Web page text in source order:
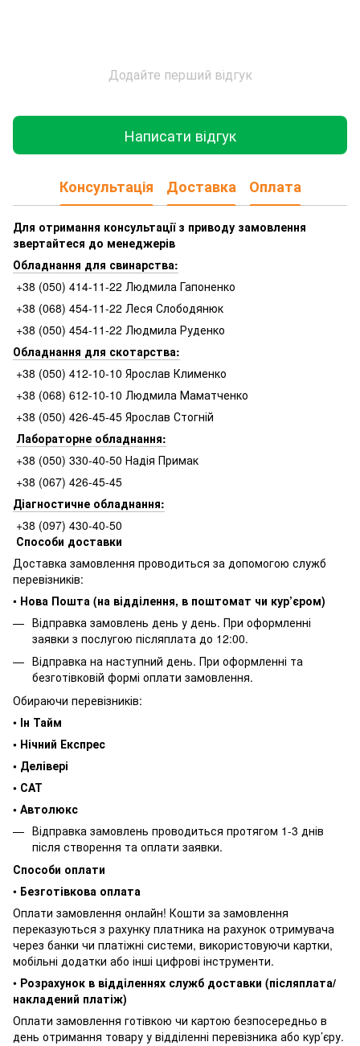
Додайте перший відгук
Написати відгук
Консультація Доставка Оплата
Для отримання консультації з приводу замовлення
звертайтеся до менеджерів
Обладнання для свинарства:
+38 (050) 414-11-22 Людмила Гапоненко
+38 (068) 454-11-22 Леся Слободянюк
+38 (050) 454-11-22 Людмила Руденко
Обладнання для скотарства:
+38 (050) 412-10-10 Ярослав Клименко
+38 (068) 612-10-10 Людмила Маматченко
+38 (050) 426-45-45 Ярослав Стогній
Лабораторне обладнання:
+38 (050) 330-40-50 Надія Примак
+38 (067) 426-45-45
Діагностичне обладнання:
+38 (097) 430-40-50
Способи доставки
Доставка замовлення проводиться за допомогою служб
перевізників:
• Нова Пошта (на відділення, в поштомат чи кур’єром)
Відправка замовлень день у день. При оформленні
заявки з послугою післяплата до 12:00.
Відправка на наступний день. При оформленні та
безготівковій формі оплати замовлення.
Обираючи перевізників:
• Ін Тайм
• Нічний Експрес
• Делівері
• САТ
• Автолюкс
Відправка замовлень проводиться протягом 1-3 днів
після створення та оплати заявки.
Способи оплати
• Безготівкова оплата
Оплати замовлення онлайн! Кошти за замовлення
переказуються з рахунку платника на рахунок отримувача
через банки чи платіжні системи, використовуючи картки,
мобільні додатки або інші цифрові інструменти.
• Розрахунок в відділеннях служб доставки (післяплата/
накладений платіж)
Оплати замовлення готівкою чи картою безпосередньо в
день отримання товару у відділенні перевізника або кур’єру.